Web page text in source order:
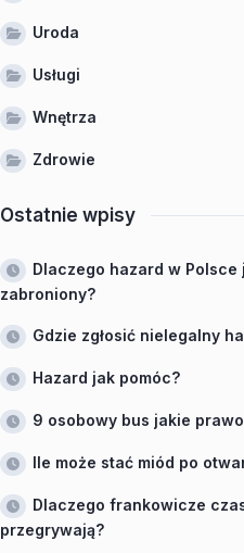
Uroda
Usługi
Wnętrza
Zdrowie
Ostatnie wpisy
Dlaczego hazard w Polsce
zabroniony?
Gdzie zgłosić nielegalny
Hazard jak pomóc?
9 osobowy bus jakie
Ile może stać miód po
Dlaczego frankowicze
przegrywają?